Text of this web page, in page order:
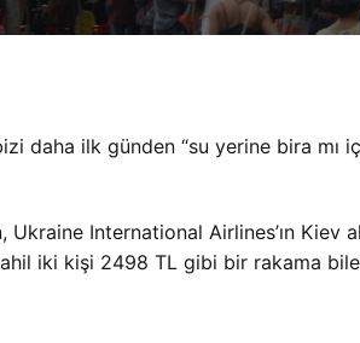
daha ilk günden “su yerine bira mı
Ukraine International Airlines’ın Kiev
iki kişi 2498 TL gibi bir rakama